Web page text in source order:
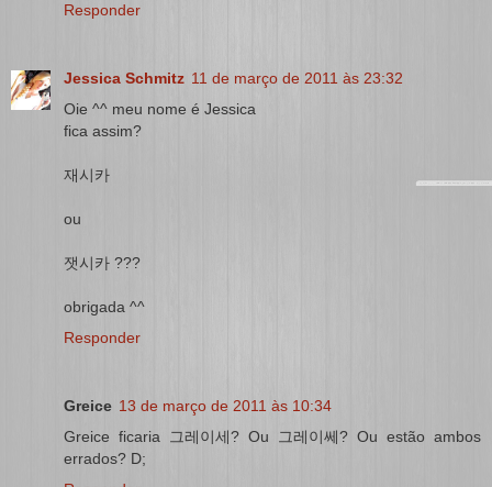
Responder
Jessica Schmitz 11 de março de 2011 às 23:32
Oie ^^ meu nome é Jessica
fica assim?
재시카
ou
잿시카 ???
obrigada ^^
Responder
Greice 13 de março de 2011 às 10:34
Greice ficaria 그레이세? Ou 그레이쎄? Ou estão ambos
errados? D;